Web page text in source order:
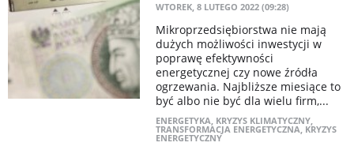
WTOREK, 8 LUTEGO 2022 (09:28)
Mikroprzedsiębiorstwa nie mają
dużych możliwości inwestycji w
poprawę efektywności
energetycznej czy nowe źródła
ogrzewania. Najbliższe miesiące to
być albo nie być dla wielu firm,...
ENERGETYKA, KRYZYS KLIMATYCZNY,
TRANSFORMACJA ENERGETYCZNA, KRYZYS
ENERGETYCZNY